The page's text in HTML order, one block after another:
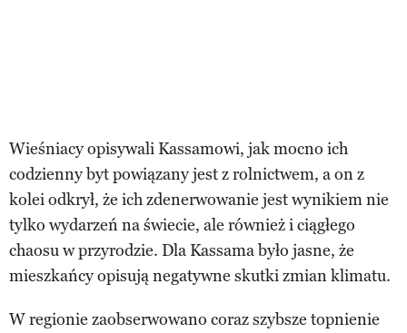
Wieśniacy opisywali Kassamowi, jak mocno ich
codzienny byt powiązany jest z rolnictwem, a on z
kolei odkrył, że ich zdenerwowanie jest wynikiem nie
tylko wydarzeń na świecie, ale również i ciągłego
chaosu w przyrodzie. Dla Kassama było jasne, że
mieszkańcy opisują negatywne skutki zmian klimatu.
W regionie zaobserwowano coraz szybsze topnienie